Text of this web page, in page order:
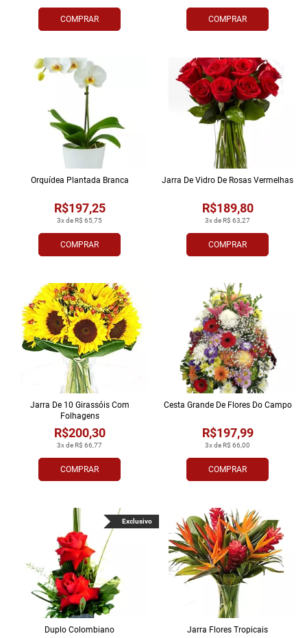
COMPRAR COMPRAR
COMPRAR
3x de R$ 65,75
R$197,25
Orquídea Plantada Branca
COMPRAR
3x de R$ 63,27
R$189,80
Jarra De Vidro De Rosas Vermelhas
COMPRAR
3x de R$ 66,77
R$200,30
Jarra De 10 Girassóis Com
Folhagens
COMPRAR
3x de R$ 66,00
R$197,99
Cesta Grande De Flores Do Campo
Duplo Colombiano
Exclusivo
Jarra Flores Tropi­cais